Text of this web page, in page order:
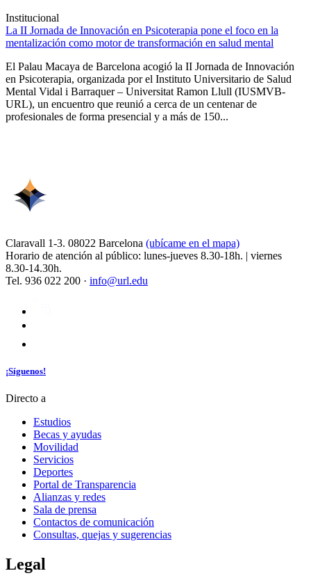
Institucional
La II Jornada de Innovación en Psicoterapia pone el foco en la
mentalización como motor de transformación en salud mental
El Palau Macaya de Barcelona acogió la II Jornada de Innovación
en Psicoterapia, organizada por el Instituto Universitario de Salud
Mental Vidal i Barraquer – Universitat Ramon Llull (IUSMVB-
URL), un encuentro que reunió a cerca de un centenar de
profesionales de forma presencial y a más de 150...
Claravall 1-3. 08022 Barcelona (ubícame en el mapa)
Horario de atención al público: lunes-jueves 8.30-18h. | viernes
8.30-14.30h.
Tel. 936 022 200 · info@url.edu
¡Síguenos!
Directo a
Estudios
Becas y ayudas
Movilidad
Servicios
Deportes
Portal de Transparencia
Alianzas y redes
Sala de prensa
Contactos de comunicación
Consultas, quejas y sugerencias
Legal